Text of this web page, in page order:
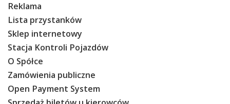
Reklama
Lista przystanków
Sklep internetowy
Stacja Kontroli Pojazdów
O Spółce
Zamówienia publiczne
Open Payment System